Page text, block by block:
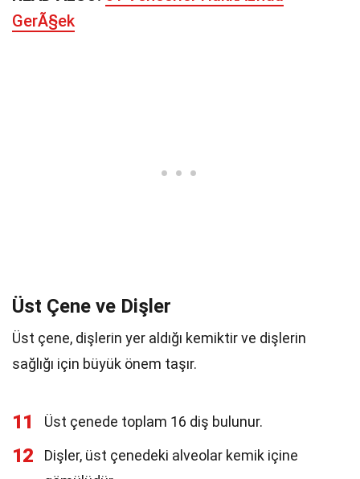
GerÃ§ek
Üst Çene ve Dişler
Üst çene, dişlerin yer aldığı kemiktir ve dişlerin
sağlığı için büyük önem taşır.
11 Üst çenede toplam 16 diş bulunur.
12
Dişler, üst çenedeki alveolar kemik içine